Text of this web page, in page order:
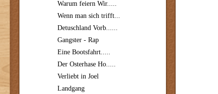
Warum feiern Wir.....
Wenn man sich trifft...
Detuschland Vorb......
Gangster - Rap
Eine Bootsfahrt.....
Der Osterhase Ho.....
Verliebt in Joel
Landgang